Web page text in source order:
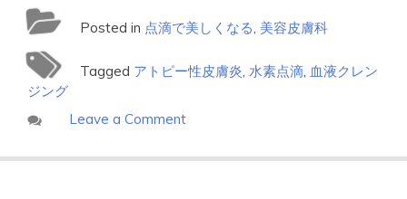
Posted in 点滴で美しくなる, 美容皮膚科
Tagged アトピー性皮膚炎, 水素点滴, 血液クレン
ジング
Leave a Comment
水